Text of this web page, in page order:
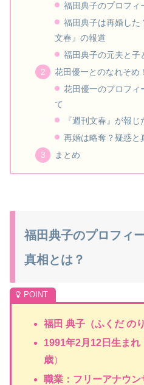
福田典子のプロフィ
福田典子は再婚した
文春』の報道
福田典子の元夫と子
花田優一とのなれそめ！
花田優一のプロフィ
て
『週刊文春』が報じ
再婚は略奪？疑惑と
まとめ
福田典子のプロフィ
真相とは？
福田 典子（ふくだ のり
1991年2月12日生ま
歳）
職業：フリーアナウン